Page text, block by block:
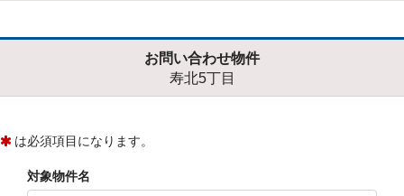
お問い合わせ物件
寿北5丁目
は必須項目になります。
対象物件名